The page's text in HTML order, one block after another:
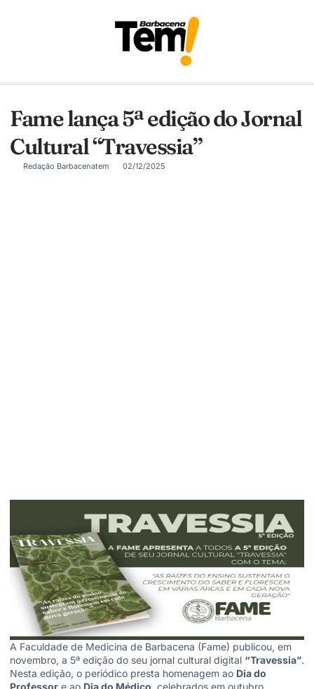
Fame lança 5ª edição do Jornal
Cultural “Travessia”
Redação Barbacenatem 02/12/2025
A Faculdade de Medicina de Barbacena (Fame) publicou, em
novembro, a 5ª edição do seu jornal cultural digital “Travessia”.
Nesta edição, o periódico presta homenagem ao Dia do
Professor e ao Dia do Médico, celebrados em outubro,